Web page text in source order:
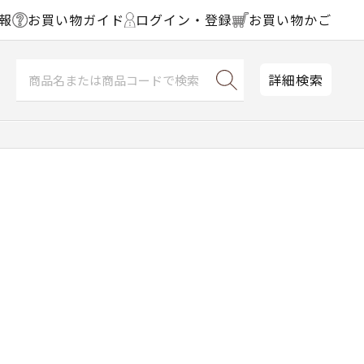
お買い物ガイド ログイン・登録 お買い物かご
詳細検索